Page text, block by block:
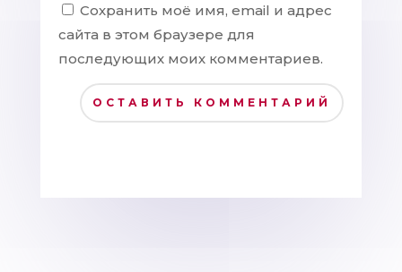
Сохранить моё имя, email и адрес
сайта в этом браузере для
последующих моих комментариев.
ОСТАВИТЬ КОММЕНТАРИЙ